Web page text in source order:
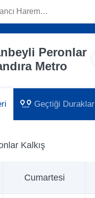
Peronlar
Metro
Geçtiği Duraklar
Kalkış
Cumartesi